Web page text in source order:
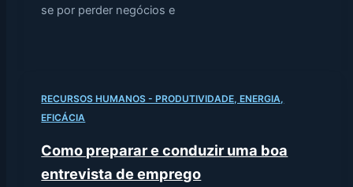
se por perder negócios e
RECURSOS HUMANOS - PRODUTIVIDADE, ENERGIA,
EFICÁCIA
Como preparar e conduzir uma boa
entrevista de emprego